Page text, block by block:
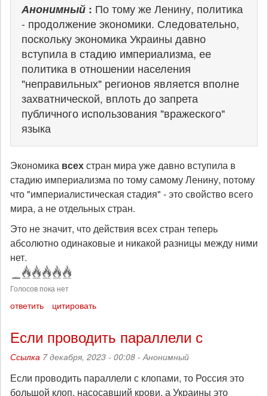
Анонимный: По тому же Ленину, политика
- продолжение экономики. Следовательно,
поскольку экономика Украины давно
вступила в стадию империализма, ее
политика в отношении населения
"неправильных" регионов является вполне
захватнической, вплоть до запрета
публичного использования "вражеского"
языка
Экономика всехстран мира уже давно вступила в
стадию империализма по тому самому Ленину, потому
что "империалистическая стадия" - это свойство всего
мира, а не отдельных стран.
Это не значит, что действия всех стран теперь
абсолютно одинаковые и никакой разницы между ними
нет.
Голосов пока нет
ответить цитировать
Если проводить параллели с
Ссылка 7 декабря, 2023 - 00:08 -Анонимный
Если проводить параллели с клопами, то Россия это
большой клоп, насосавший крови, а Украины это